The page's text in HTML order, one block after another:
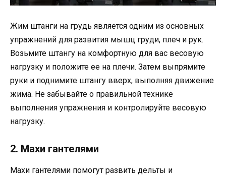
Жим штанги на грудь является одним из основных
упражнений для развития мышц груди, плеч и рук.
Возьмите штангу на комфортную для вас весовую
нагрузку и положите ее на плечи. Затем выпрямите
руки и поднимите штангу вверх, выполняя движение
жима. Не забывайте о правильной технике
выполнения упражнения и контролируйте весовую
нагрузку.
2. Махи гантелями
Махи гантелями помогут развить дельты и